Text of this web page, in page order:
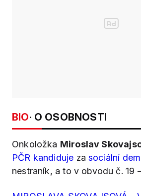
BIO· O OSOBNOSTI
Onkoložka Miroslav
PČR kandiduje zasociální
nestraník, a to v obvodu č. 19 –